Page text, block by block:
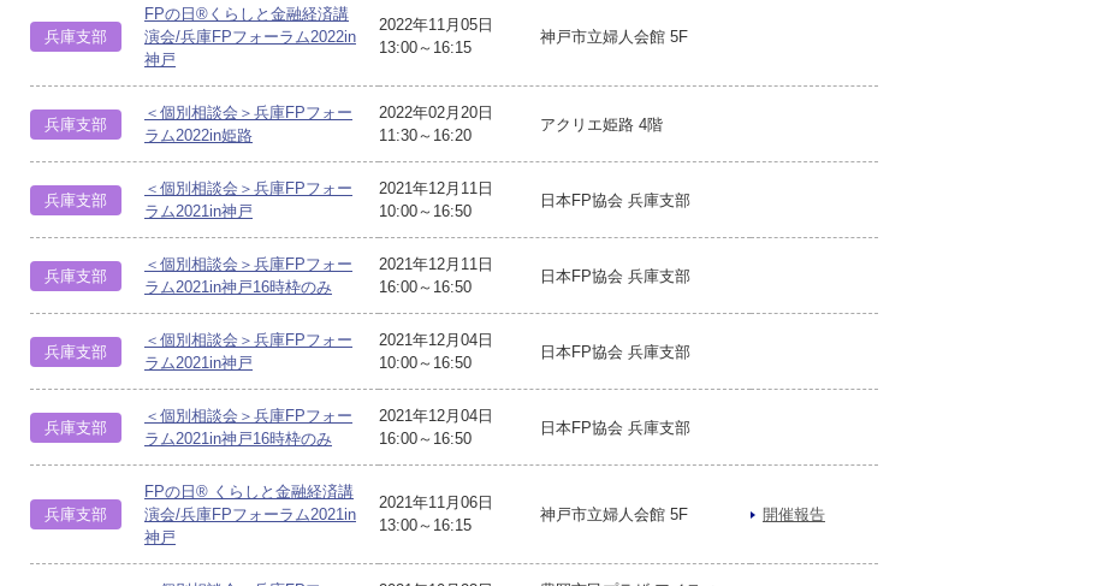
兵庫支部
FPの日®くらしと金融経済講
演会/兵庫FPフォーラム2022in
神戸
2022年11月05日
13:00～16:15
神戸市立婦人会館 5F
兵庫支部
＜個別相談会＞兵庫FPフォー
ラム2022in姫路
2022年02月20日
11:30～16:20
アクリエ姫路 4階
兵庫支部
＜個別相談会＞兵庫FPフォー
ラム2021in神戸
2021年12月11日
10:00～16:50
日本FP協会 兵庫支部
兵庫支部
＜個別相談会＞兵庫FPフォー
ラム2021in神戸16時枠のみ
2021年12月11日
16:00～16:50
日本FP協会 兵庫支部
兵庫支部
＜個別相談会＞兵庫FPフォー
ラム2021in神戸
2021年12月04日
10:00～16:50
日本FP協会 兵庫支部
兵庫支部
＜個別相談会＞兵庫FPフォー
ラム2021in神戸16時枠のみ
2021年12月04日
16:00～16:50
日本FP協会 兵庫支部
兵庫支部
FPの日® くらしと金融経済講
演会/兵庫FPフォーラム2021in
神戸
2021年11月06日
13:00～16:15
神戸市立婦人会館 5F 開催報告